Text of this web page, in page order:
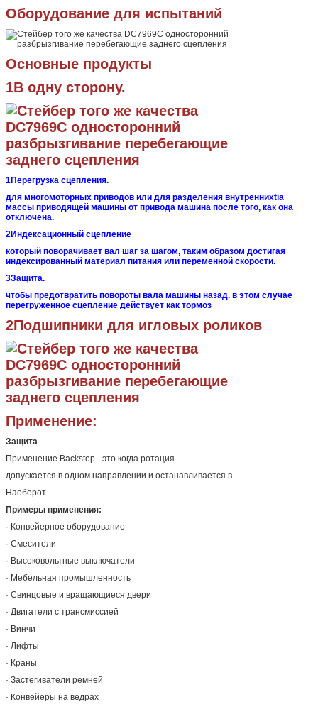
Оборудование для испытаний
Основные продукты
1В одну сторону.
1Перегрузка сцепления.
для многомоторных приводов или для разделения внутреннихtia
массы приводящей машины от привода машина после того, как она
отключена.
2Индексационный сцепление
который поворачивает вал шаг за шагом, таким образом достигая
индексированный материал питания или переменной скорости.
3Защита.
чтобы предотвратить повороты вала машины назад. в этом случае
перегруженное сцепление действует как тормоз
2Подшипники для игловых роликов
Применение:
Защита
Применение Backstop - это когда ротация
допускается в одном направлении и останавливается в
Наоборот.
Примеры применения:
· Конвейерное оборудование
· Смесители
· Высоковольтные выключатели
· Мебельная промышленность
· Свинцовые и вращающиеся двери
· Двигатели с трансмиссией
· Винчи
· Лифты
· Краны
· Застегиватели ремней
· Конвейеры на ведрах